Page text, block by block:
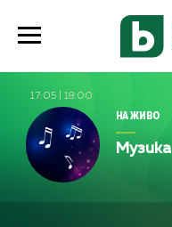
17:05 18:00
НА ЖИВО
Музика